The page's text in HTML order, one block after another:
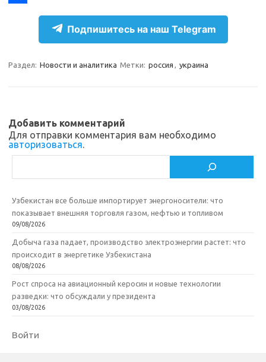
s
i
k
b
k
р
и
т
Подпишитесь на наш Telegram
Раздел: Новости и аналитика Метки: россия украина
Добавить комментарий
Для отправки комментария вам необходимо
авторизоваться.
Узбекистан все больше импортирует энергоносители: что
показывает внешняя торговля газом, нефтью и топливом
09/08/2026
Добыча газа падает, производство электроэнергии растет: что
происходит в энергетике Узбекистана
08/08/2026
Рост спроса на авиационный керосин и новые технологии
разведки: что обсуждали у президента
03/08/2026
Войти